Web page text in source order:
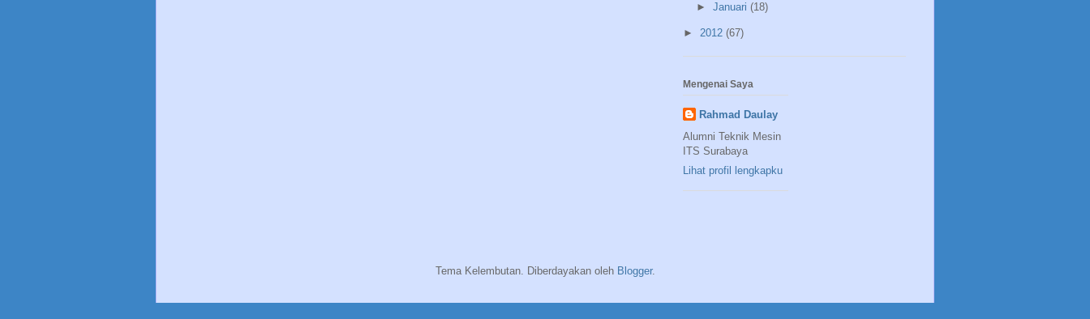
► Januari (18)
► 2012 (67)
Mengenai Saya
Rahmad Daulay
Alumni Teknik Mesin
ITS Surabaya
Lihat profil lengkapku
Tema Kelembutan. Diberdayakan oleh Blogger.